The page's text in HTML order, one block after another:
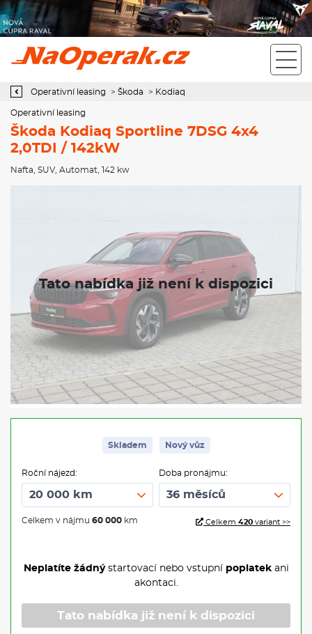
Operativní leasing Škoda Kodiaq Sportline 7DSG 4x4 2,0TDI /
Operativní leasing > Škoda > Kodiaq
Operativní leasing
Škoda Kodiaq Sportline 7DSG 4x4
2,0TDI / 142kW
Nafta SUV, Automat , 142 kw
Skladem Nový vůz
Roční nájezd:
Celkem v nájmu 60 000 km
Doba pronájmu:
Celkem 420 variant >>
Neplatíte žádnýstartovací nebo vstupní poplatekani
akontaci.
Tato nabídka již není k dispozici